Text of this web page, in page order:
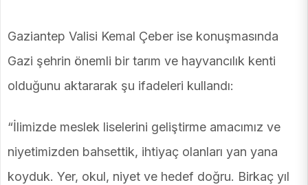
Gaziantep Valisi Kemal Çeber ise konuşmasında
Gazi şehrin önemli bir tarım ve hayvancılık kenti
olduğunu aktararak şu ifadeleri kullandı:
“İlimizde meslek liselerini geliştirme amacımız ve
niyetimizden bahsettik, ihtiyaç olanları yan yana
koyduk. Yer, okul, niyet ve hedef doğru. Birkaç yıl